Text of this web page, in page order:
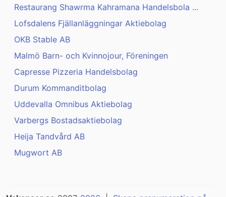
Restaurang Shawrma Kahramana Handelsbola ...
Lofsdalens Fjällanläggningar Aktiebolag
OKB Stable AB
Malmö Barn- och Kvinnojour, Föreningen
Capresse Pizzeria Handelsbolag
Durum Kommanditbolag
Uddevalla Omnibus Aktiebolag
Varbergs Bostadsaktiebolag
Heija Tandvård AB
Mugwort AB